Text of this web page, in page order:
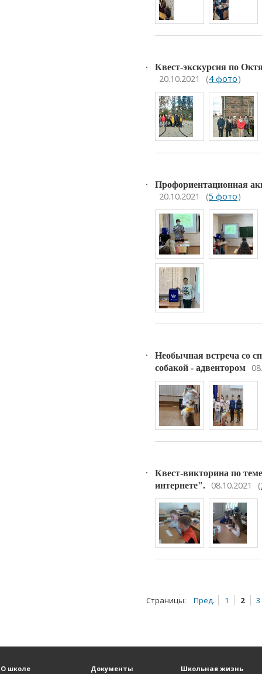
Квест-экскурсия по
20.10.2021 (4 фото)
Профориентационная
20.10.2021 (5 фото)
Необычная встреча со
собакой - адвентором
Квест-викторина по
интернете".
08.10.2021 (
Страницы: Пред. 1 2 3
О школе
Документы
Школьная жизнь